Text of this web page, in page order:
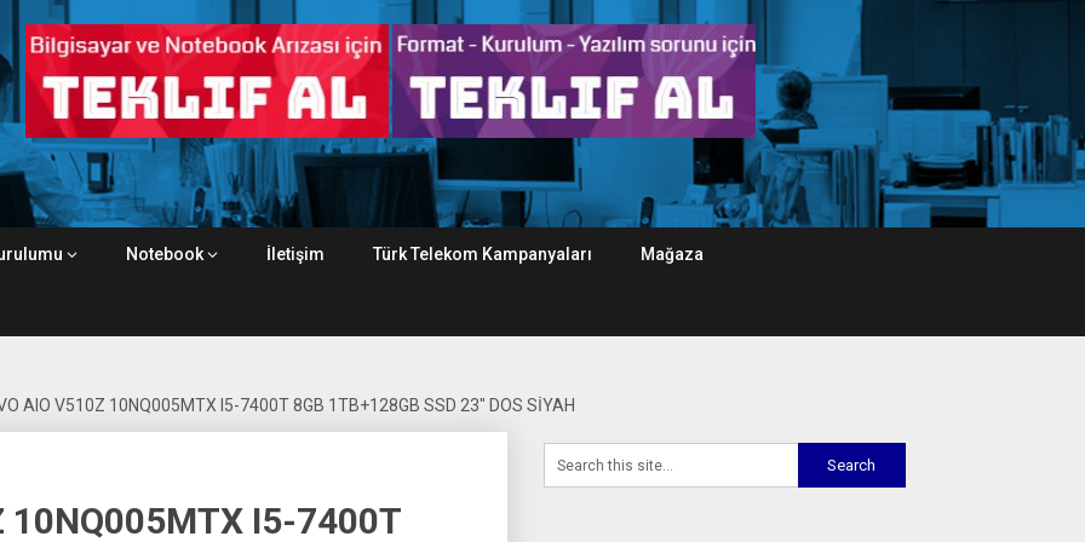
Notebook İletişim Türk Telekom Kampanyaları Mağaza
AIO V510Z 10NQ005MTX I5-7400T 8GB 1TB+128GB SSD 23″ DOS SİYAH
10NQ005MTX I5-7400T